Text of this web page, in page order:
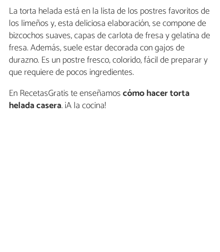
La torta helada está en la lista de los postres favoritos de
los limeños y, esta deliciosa elaboración, se compone de
bizcochos suaves, capas de carlota de fresa y gelatina de
fresa. Además, suele estar decorada con gajos de
durazno. Es un postre fresco, colorido, fácil de preparar y
que requiere de pocos ingredientes.
En RecetasGratis te enseñamoscómo hacertorta
helada casera. ¡A la cocina!